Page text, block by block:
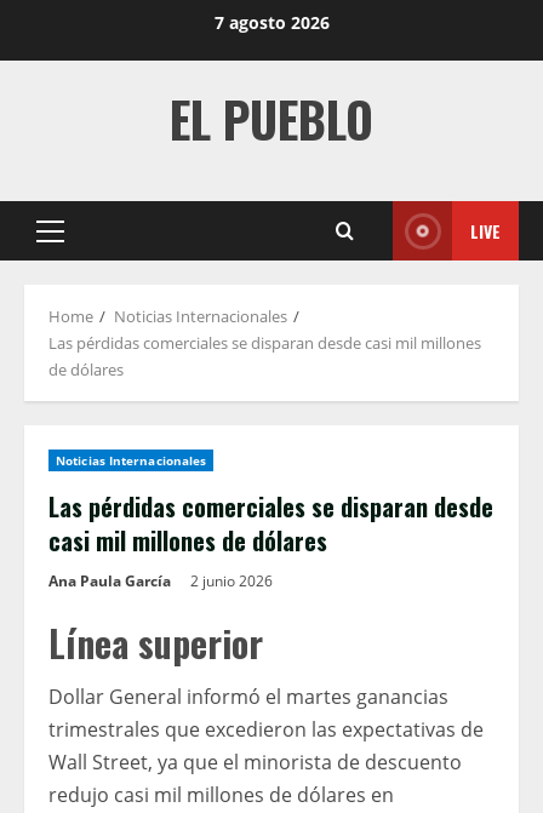
7 agosto 2026
EL PUEBLO
Primary
LIVE
Home
Noticias Internacionales
Las pérdidas comerciales se disparan desde casi mil millones
de dólares
Noticias Internacionales
Las pérdidas comerciales se disparan desde
casi mil millones de dólares
Ana Paula García 2 junio 2026
Línea superior
Dollar General informó el martes ganancias
trimestrales que excedieron las expectativas de
Wall Street, ya que el minorista de descuento
redujo casi mil millones de dólares en